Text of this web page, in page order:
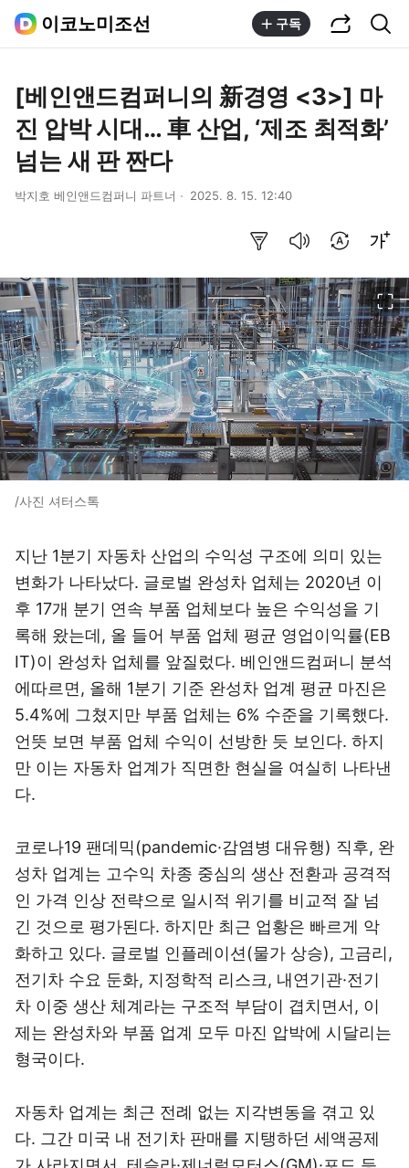
이코노미조선 구독
[베인앤드컴퍼니의 新경영 <3>] 마
진 압박 시대… 車 산업, ‘제조 최적화’
넘는 새 판 짠다
박지호 베인앤드컴퍼니 파트너 2025. 8. 15. 12:40
/사진 셔터스톡
지난 1분기 자동차 산업의 수익성 구조에 의미 있는
변화가 나타났다. 글로벌 완성차 업체는 2020년 이
후 17개 분기 연속 부품 업체보다 높은 수익성을 기
록해 왔는데, 올 들어 부품 업체 평균 영업이익률(EB
IT)이 완성차 업체를 앞질렀다. 베인앤드컴퍼니 분석
에따르면, 올해 1분기 기준 완성차 업계 평균 마진은
5.4%에 그쳤지만 부품 업체는 6% 수준을 기록했다.
언뜻 보면 부품 업체 수익이 선방한 듯 보인다. 하지
만 이는 자동차 업계가 직면한 현실을 여실히 나타낸
다.
코로나19 팬데믹(pandemic·감염병 대유행) 직후, 완
성차 업계는 고수익 차종 중심의 생산 전환과 공격적
인 가격 인상 전략으로 일시적 위기를 비교적 잘 넘
긴 것으로 평가된다. 하지만 최근 업황은 빠르게 악
화하고 있다. 글로벌 인플레이션(물가 상승), 고금리,
전기차 수요 둔화, 지정학적 리스크, 내연기관·전기
차 이중 생산 체계라는 구조적 부담이 겹치면서, 이
제는 완성차와 부품 업계 모두 마진 압박에 시달리는
형국이다.
자동차 업계는 최근 전례 없는 지각변동을 겪고 있
다. 그간 미국 내 전기차 판매를 지탱하던 세액공제